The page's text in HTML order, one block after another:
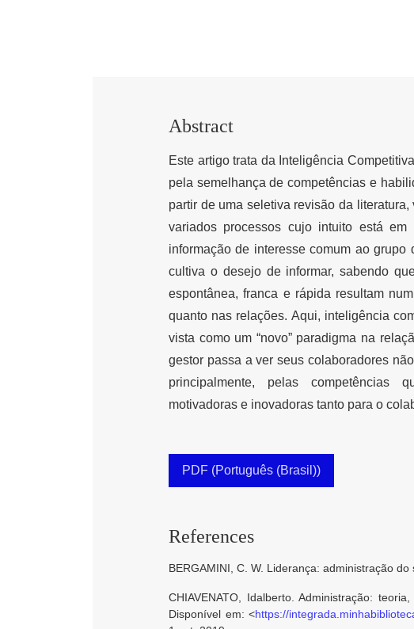
Abstract
Este artigo trata da Inteligência
pela semelhança de competências e
partir de uma seletiva revisão da
variados processos cujo intuito está
informação de interesse comum ao
cultiva o desejo de informar, sabendo
espontânea, franca e rápida resultam
quanto nas relações. Aqui, inteligência
vista como um “novo” paradigma na
gestor passa a ver seus colaboradores
principalmente, pelas competências
motivadoras e inovadoras tanto para o
PDF (Português (Brasil))
References
BERGAMINI, C. W. Liderança: administração
CHIAVENATO, Idalberto. Administração:
Disponível em: <https://